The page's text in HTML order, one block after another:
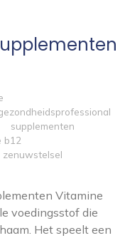
supplementen
b12
zenuwstelsel
Vitamine
voedingsstof die
Het speelt een